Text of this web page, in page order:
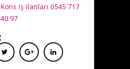
Kons iş ilanları 0545 717
40 97